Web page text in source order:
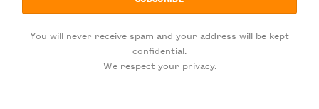
You will never receive spam and your address will be kept
confidential.
We respect your privacy.